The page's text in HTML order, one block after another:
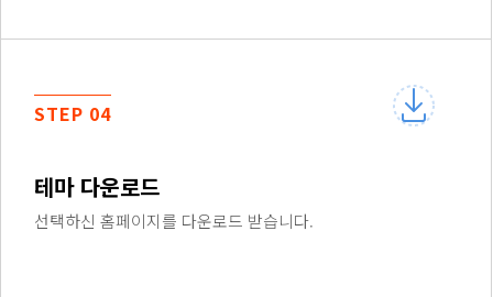
STEP 04
테마 다운로드
선택하신 홈페이지를 다운로드 받습니다.